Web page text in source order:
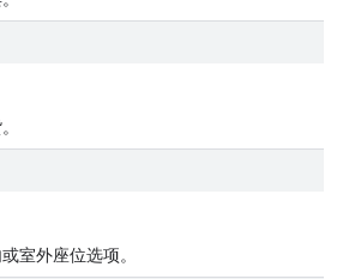
室外座位选项。